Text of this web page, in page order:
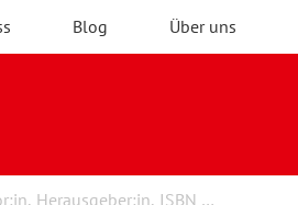
Blog Über uns